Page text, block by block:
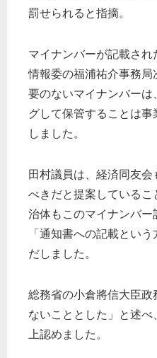
罰せられると指摘。
マイナンバーが記載され
情報委の福浦祐介事務
要のないマイナンバー
グして保管することは
しました。
田村議員は、経済同友
べきだと提案しているこ
治体もこのマイナンバー
「通知書への記載とい
だしました。
総務省の小倉將信大臣政
ないこととした」と述
上認めました。